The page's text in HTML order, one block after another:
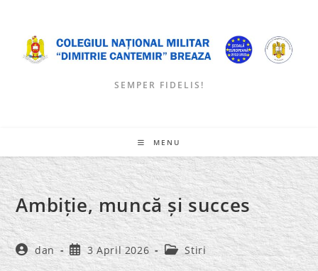
content
SEMPER FIDELIS!
MENU
Ambiție, muncă și succes
Post
author:
dan
Post
published:
3 April 2026
Post
category:
Stiri